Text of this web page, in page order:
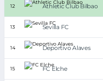
12 Athletic Club Bilbao
13 Sevilla FC
14 Deportivo Alaves
15 FC Elche